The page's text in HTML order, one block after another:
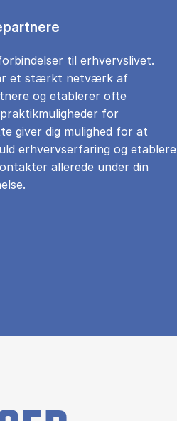
til erhvervslivet.
et stærkt netværk af
og etablerer ofte
for
giver dig mulighed for at
erhvervserfaring og etablere
allerede under din